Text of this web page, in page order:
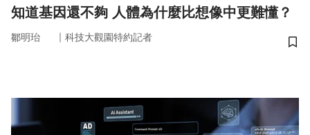
知道基因還不夠 人體為什麼比想像中更難懂？
鄒明珆 ｜ 科技大觀園特約記者
儲